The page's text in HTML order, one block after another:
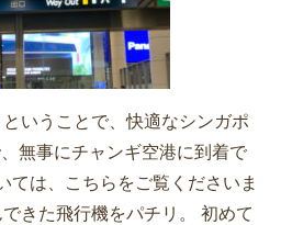
いうことで、快適なシンガポ
無事にチャンギ空港に到着で
ては、こちらをご覧くださいま
きた飛行機をパチリ。 初めて